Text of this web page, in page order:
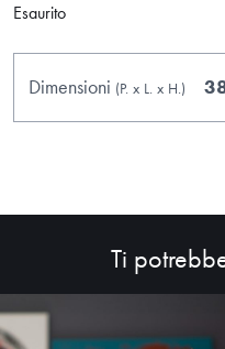
Esaurito
Dimensioni (P. x L. x H.)
Ti